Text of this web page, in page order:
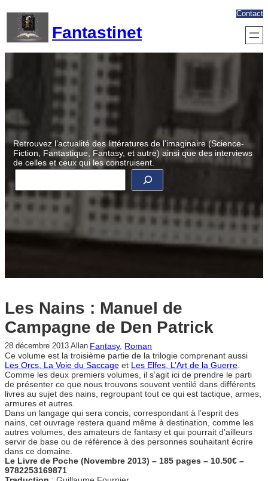
contenu
Fantastinet
Contact
Retrouvez l’actualité des littératures de l’imaginaire (Science-
Fiction, Fantastique, Fantasy, et autre) ainsi que des interviews
de celles et ceux qui les construisent.
R
e
c
e
c
Les Nains : Manuel de
Campagne de Den Patrick
28 décembre 2013 Allan Fantasy, Roman
Ce volume est la troisième partie de la trilogie comprenant aussi
Les Orcs, La Voie du Saccage et Les Elfes, L’Art de la Guerre.
Comme les deux premiers volumes, il s’agit ici de prendre le parti
de présenter ce que nous trouvons souvent ventilé dans différents
livres au sujet des nains, regroupant tout ce qui est tactique, armes,
armures et autres.
Dans un langage qui sera concis, correspondant à l’esprit des
nains, cet ouvrage restera quand même à destination, comme les
autres volumes, des amateurs de fantasy et qui pourrait d’ailleurs
servir de base ou de référence à des personnes souhaitant écrire
dans ce domaine.
Le Livre de Poche (Novembre 2013) – 185 pages – 10.50€ –
9782253169871